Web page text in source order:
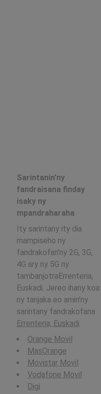
Sarintanin’ny
fandraisana finday
isaky ny
mpandraharaha
Ity sarintany ity dia
mampiseho ny
fandrakofan'ny 2G, 3G,
4G ary ny 5G ny
tambanjotraErrenteria,
Euskadi. Jereo ihany koa:
ny tanjaka eo amin'ny
sarintany fandrakofana
Errenteria, Euskadi
Orange Movil
MasOrange
Movistar Movil
Vodafone Movil
Digi